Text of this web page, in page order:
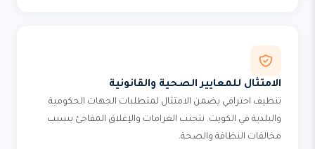
الامتثال للمعايير الصحية والقانونية
تنظيف احترافي يضمن الامتثال لمتطلبات الجهات الحكومية
والبلدية في الكويت. نتجنب الغرامات والإغلاق المفاجئ بسبب
مخالفات النظافة والصحة.